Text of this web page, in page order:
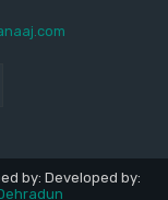
by: Developed by: